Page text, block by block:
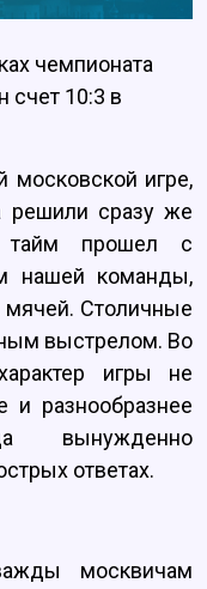
чемпионата
счет 10:3 в
московской игре,
решили сразу же
тайм прошел с
нашей команды,
мячей. Столичные
выстрелом. Во
игры не
и разнообразнее
вынужденно
ответах.
москвичам